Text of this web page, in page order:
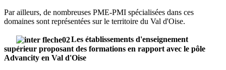
Par ailleurs, de nombreuses PME-PMI spécialisées dans ces
domaines sont représentées sur le territoire du Val d'Oise.
Les établissements d'enseignement
supérieur proposant des formations en rapport avec le pôle
Advancity en Val d'Oise